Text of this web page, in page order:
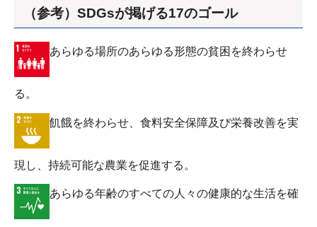
（参考）SDGsが掲げる17のゴール
あらゆる場所のあらゆる形態の貧困を終わらせ
る。
飢餓を終わらせ、食料安全保障及び栄養改善を実
現し、持続可能な農業を促進する。
あらゆる年齢のすべての人々の健康的な生活を確